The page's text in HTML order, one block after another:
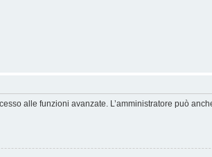
alle funzioni avanzate. L’amministratore può